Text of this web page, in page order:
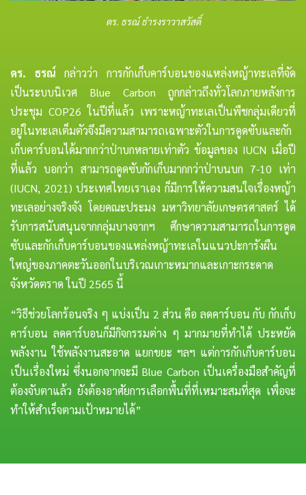
ดร. ธรณ์ ธำรงราวาสวัสดิ์
ดร. ธรณ์ กล่าวว่า การกักเก็บคาร์บอนของแหล่งหญ้าทะเลที่จัด
เป็นระบบนิเวศ Blue Carbon ถูกกล่าวถึงทั่วโลกภายหลังการ
ประชุม COP26 ในปีที่แล้ว เพราะหญ้าทะเลเป็นพืชกลุ่มเดียวที่
อยู่ในทะเลเต็มตัวจึงมีความสามารถเฉพาะตัวในการดูดซับและกัก
เก็บคาร์บอนได้มากกว่าป่าบกหลายเท่าตัว ข้อมูลของ IUCN เมื่อปี
ที่แล้ว บอกว่า สามารถดูดซับกักเก็บมากกว่าป่าบนบก 7-10 เท่า
(IUCN, 2021) ประเทศไทยเราเอง ก็มีการให้ความสนใจเรื่องหญ้า
ทะเลอย่างจริงจัง โดยคณะประมง มหาวิทยาลัยเกษตรศาสตร์ ได้
รับการสนับสนุนจากกลุ่มบางจากฯ ศึกษาความสามารถในการดูด
ซับและกักเก็บคาร์บอนของแหล่งหญ้าทะเลในแนวปะการังผืน
ใหญ่ของภาคตะวันออกในบริเวณเกาะหมากและเกาะกระดาด
จังหวัดตราด ในปี 2565 นี้
“วิธีช่วยโลกร้อนจริง ๆ แบ่งเป็น 2 ส่วน คือ ลดคาร์บอน กับ กักเก็บ
คาร์บอน ลดคาร์บอนก็มีกิจกรรมต่าง ๆ มากมายที่ทำได้ ประหยัด
พลังงาน ใช้พลังงานสะอาด แยกขยะ ฯลฯ แต่การกักเก็บคาร์บอน
เป็นเรื่องใหม่ ซึ่งนอกจากจะมี Blue Carbon เป็นเครื่องมือสำคัญที่
ต้องจับตาแล้ว ยังต้องอาศัยการเลือกพื้นที่ที่เหมาะสมที่สุด เพื่อจะ
ทำให้สำเร็จตามเป้าหมายได้”